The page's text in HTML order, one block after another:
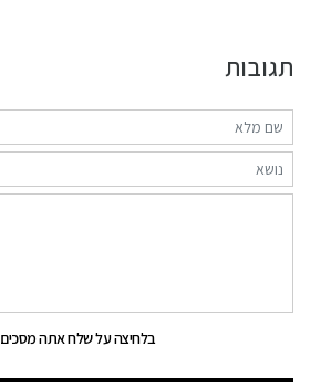
תגובות
בלחיצה על שלח אתה מסכים